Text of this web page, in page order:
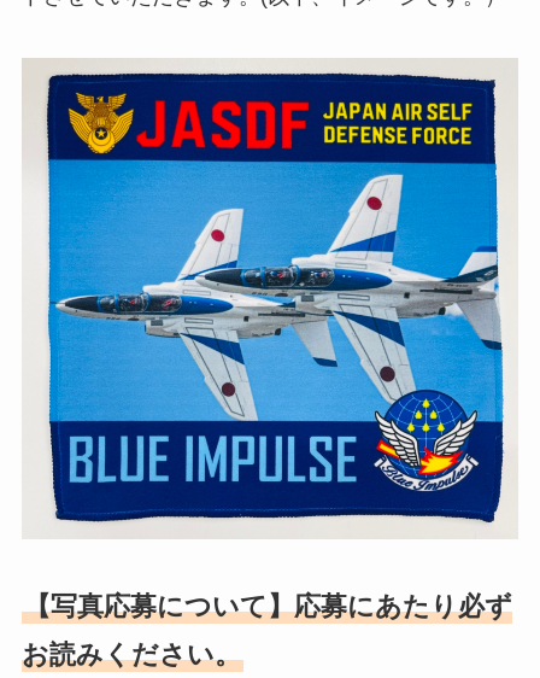
【写真応募について】応募にあたり必ず
お読みください。